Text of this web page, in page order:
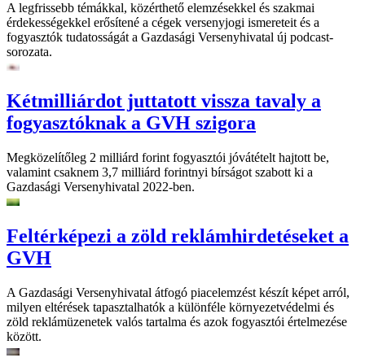
A legfrissebb témákkal, közérthető elemzésekkel és szakmai
érdekességekkel erősítené a cégek versenyjogi ismereteit és a
fogyasztók tudatosságát a Gazdasági Versenyhivatal új podcast-
sorozata.
Kétmilliárdot juttatott vissza tavaly a
fogyasztóknak a GVH szigora
Megközelítőleg 2 milliárd forint fogyasztói jóvátételt hajtott be,
valamint csaknem 3,7 milliárd forintnyi bírságot szabott ki a
Gazdasági Versenyhivatal 2022-ben.
Feltérképezi a zöld reklámhirdetéseket a
GVH
A Gazdasági Versenyhivatal átfogó piacelemzést készít képet arról,
milyen eltérések tapasztalhatók a különféle környezetvédelmi és
zöld reklámüzenetek valós tartalma és azok fogyasztói értelmezése
között.